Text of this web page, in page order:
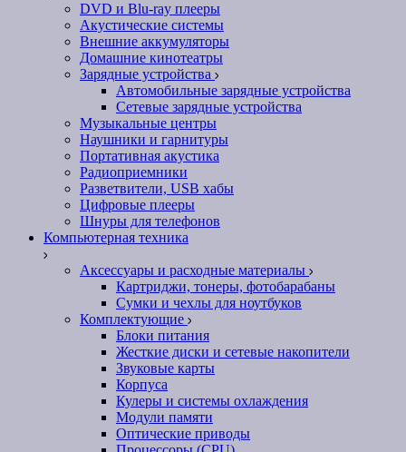
DVD и Blu-ray плееры
Акустические системы
Внешние аккумуляторы
Домашние кинотеатры
Зарядные устройства
Автомобильные зарядные устройства
Сетевые зарядные устройства
Музыкальные центры
Наушники и гарнитуры
Портативная акустика
Радиоприемники
Разветвители, USB хабы
Цифровые плееры
Шнуры для телефонов
Компьютерная техника
Аксессуары и расходные материалы
Картриджи, тонеры, фотобарабаны
Сумки и чехлы для ноутбуков
Комплектующие
Блоки питания
Жесткие диски и сетевые накопители
Звуковые карты
Корпуса
Кулеры и системы охлаждения
Модули памяти
Оптические приводы